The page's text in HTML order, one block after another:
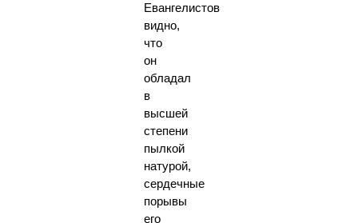
Евангелистов
видно,
что
он
обладал
в
высшей
степени
пылкой
натурой,
сердечные
порывы
его